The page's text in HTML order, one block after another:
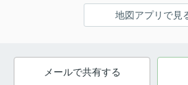
地図アプリで見
メールで共有する